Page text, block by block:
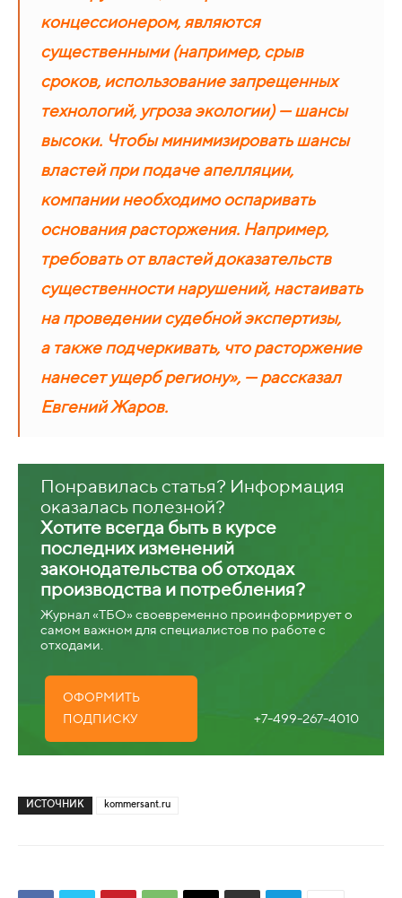
концессионером, являются
существенными (например, срыв
сроков, использование запрещенных
технологий, угроза экологии) — шансы
высоки. Чтобы минимизировать шансы
властей при подаче апелляции,
компании необходимо оспаривать
основания расторжения. Например,
требовать от властей доказательств
существенности нарушений, настаивать
на проведении судебной экспертизы,
а также подчеркивать, что расторжение
нанесет ущерб региону», — рассказал
Евгений Жаров.
Понравилась статья? Информация
оказалась полезной?
Хотите всегда быть в курсе
последних изменений
законодательства об отходах
производства и потребления?
Журнал «ТБО» своевременно проинформирует о
самом важном для специалистов по работе с
отходами.
ОФОРМИТЬ
ПОДПИСКУ
+7-499-267-4010
ИСТОЧНИК kommersant.ru